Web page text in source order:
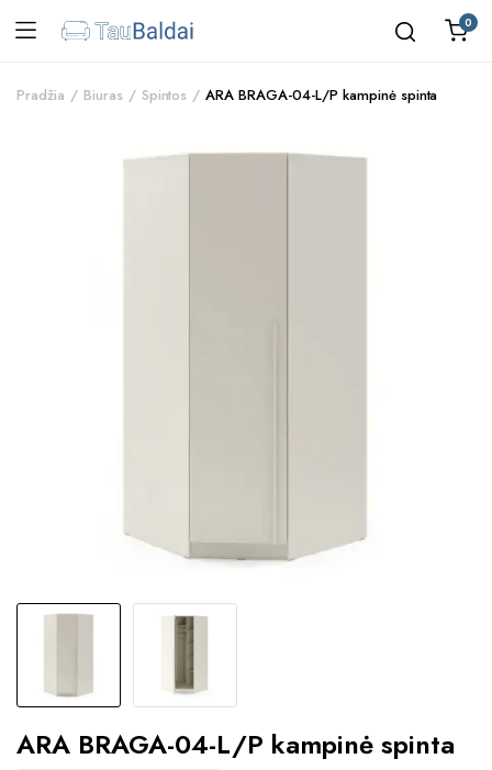
0
Pradžia Biuras Spintos ARA BRAGA-04-L/P kampinė spinta
ARA BRAGA-04-L/P kampinė spinta